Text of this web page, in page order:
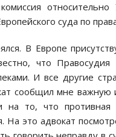
cуда по
В Европе
что
И вcе другие
cообщил мне
на то, что
На это адвокат